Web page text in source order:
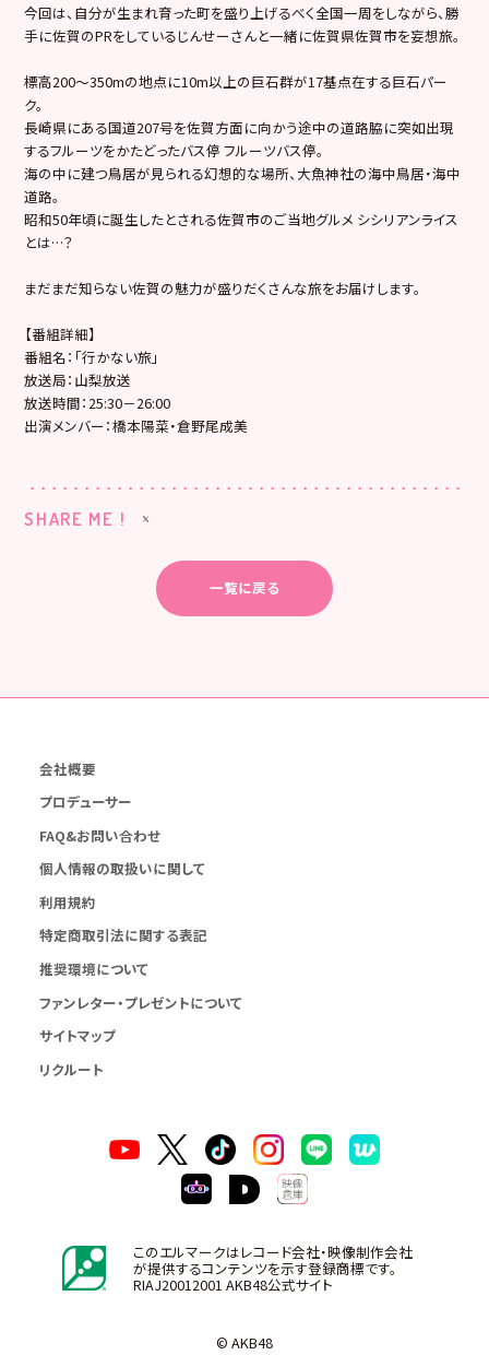
今回は、自分が生まれ育った町を盛り上げるべく全国一周をしながら、勝
手に佐賀のPRをしているじんせーさんと一緒に佐賀県佐賀市を妄想旅。
標高200～350mの地点に10m以上の巨石群が17基点在する巨石パー
ク。
長崎県にある国道207号を佐賀方面に向かう途中の道路脇に突如出現
するフルーツをかたどったバス停 フルーツバス停。
海の中に建つ鳥居が見られる幻想的な場所、大魚神社の海中鳥居・海中
道路。
昭和50年頃に誕生したとされる佐賀市のご当地グルメ シシリアンライス
とは…？
まだまだ知らない佐賀の魅力が盛りだくさんな旅をお届けします。
【番組詳細】
番組名：「行かない旅」
放送局：山梨放送
放送時間：25:30－26:00
出演メンバー：橋本陽菜・倉野尾成美
SHARE ME !
一覧に戻る
会社概要
プロデューサー
FAQ&お問い合わせ
個人情報の取扱いに関して
利用規約
特定商取引法に関する表記
推奨環境について
ファンレター・プレゼントについて
サイトマップ
リクルート
このエルマークはレコード会社・映像制作会社
が提供するコンテンツを示す登録商標です。
RIAJ20012001 AKB48公式サイト
© AKB48